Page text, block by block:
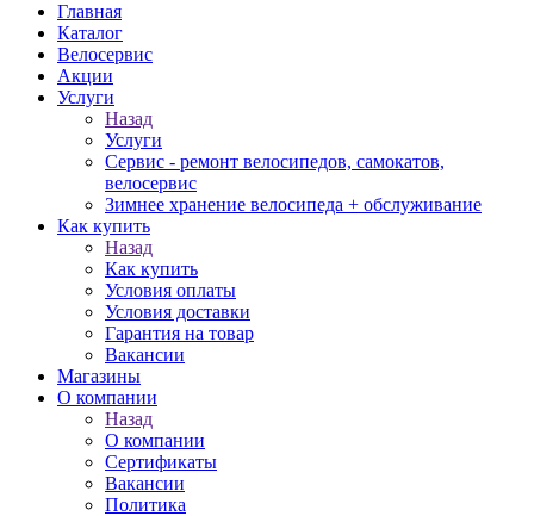
Главная
Каталог
Велосервис
Акции
Услуги
Назад
Услуги
Сервис - ремонт велосипедов, самокатов,
велосервис
Зимнее хранение велосипеда + обслуживание
Как купить
Назад
Как купить
Условия оплаты
Условия доставки
Гарантия на товар
Вакансии
Магазины
О компании
Назад
О компании
Сертификаты
Вакансии
Политика